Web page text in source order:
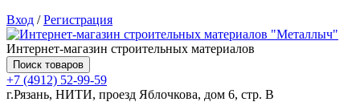
Вход /Регистрация
Интернет-магазин строительных материалов
Поиск товаров
+7 (4912) 52-99-59
г.Рязань, НИТИ, проезд Яблочкова, дом 6, стр. В